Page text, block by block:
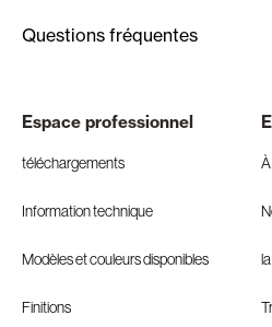
Questions fréquentes
Espace professionnel
téléchargements
Information technique
Modèles et couleurs disponibles
Finitions